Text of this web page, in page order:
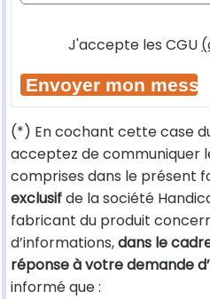
J'accepte les CGU
(*) En cochant cette case
acceptez de communiquer
comprises dans le présent
exclusifde la société
fabricant du produit
d’informations,dans le
réponse à votre demande
informé que :